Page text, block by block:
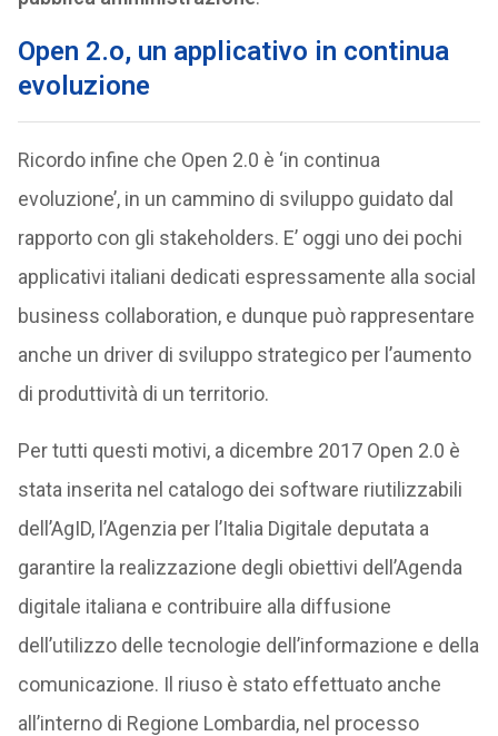
Open 2.o, un applicativo in continua
evoluzione
Ricordo infine che Open 2.0 è ‘in continua
evoluzione’, in un cammino di sviluppo guidato dal
rapporto con gli stakeholders. E’ oggi uno dei pochi
applicativi italiani dedicati espressamente alla social
business collaboration, e dunque può rappresentare
anche un driver di sviluppo strategico per l’aumento
di produttività di un territorio.
Per tutti questi motivi, a dicembre 2017 Open 2.0 è
stata inserita nel catalogo dei software riutilizzabili
dell’AgID, l’Agenzia per l’Italia Digitale deputata a
garantire la realizzazione degli obiettivi dell’Agenda
digitale italiana e contribuire alla diffusione
dell’utilizzo delle tecnologie dell’informazione e della
comunicazione. Il riuso è stato effettuato anche
all’interno di Regione Lombardia, nel processo